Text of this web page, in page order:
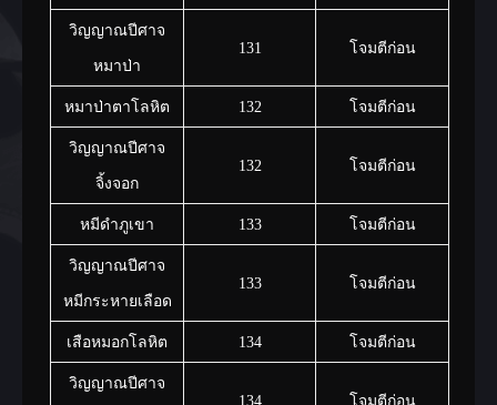
วิญญาณปีศาจ
หมาป่า
131 โจมตีก่อน
หมาป่าตาโลหิต 132 โจมตีก่อน
วิญญาณปีศาจ
จิ้งจอก
132 โจมตีก่อน
หมีดำภูเขา 133 โจมตีก่อน
วิญญาณปีศาจ
หมีกระหายเลือด
133 โจมตีก่อน
เสือหมอกโลหิต 134 โจมตีก่อน
วิญญาณปีศาจ
134 โจมตีก่อน